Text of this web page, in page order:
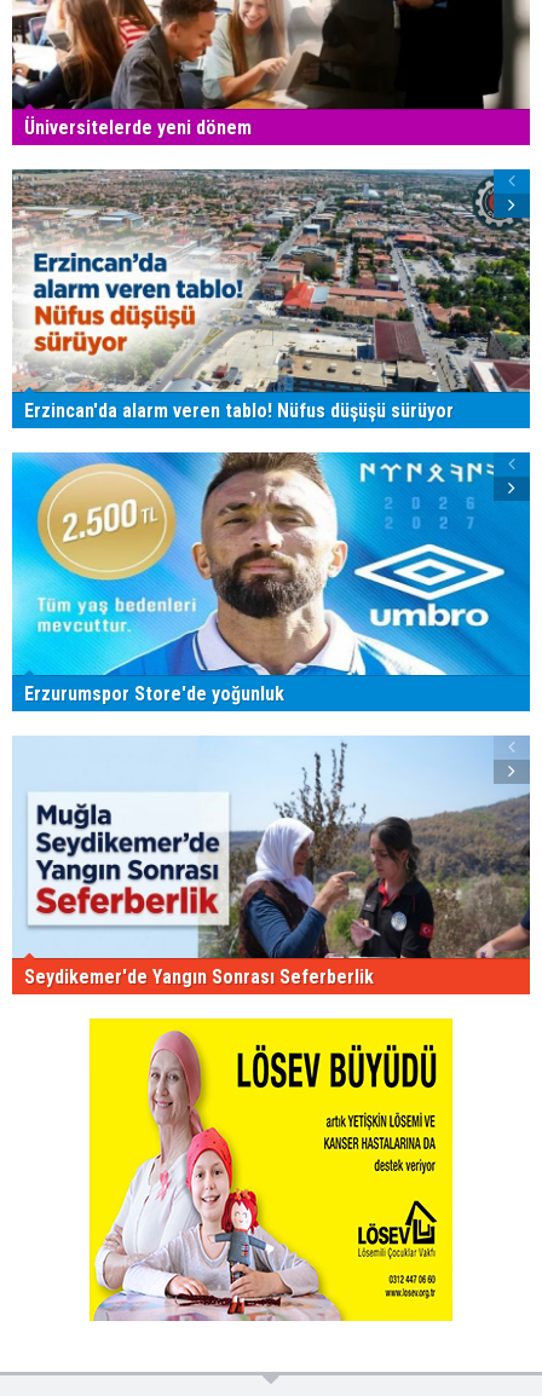
Üniversitelerde yeni dönem
Erzincan'da alarm veren tablo! Nüfus düşüşü sürüyor
Erzurumspor Store'de yoğunluk
Seydikemer'de Yangın Sonrası Seferberlik